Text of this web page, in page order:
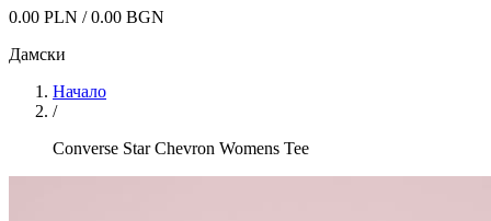
0.00 PLN / 0.00 BGN
Дамски
Начало
/
Converse Star Chevron Womens Tee